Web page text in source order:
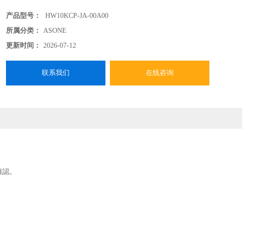
計量台部 防塵・防水IP65
プリンタ内蔵タイプ
产品型号：
HW10KCP-JA-00A00
所属分类：
ASONE
更新时间：
2026-07-12
联系我们 在线咨询
。